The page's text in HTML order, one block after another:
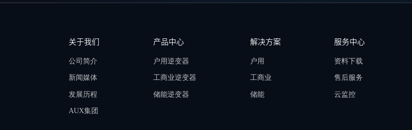
关于我们
公司简介
新闻媒体
发展历程
AUX集团
产品中心
户用逆变器
工商业逆变器
储能逆变器
解决方案
户用
工商业
储能
服务中心
资料下载
售后服务
云监控